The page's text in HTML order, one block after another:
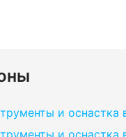
и оснастка